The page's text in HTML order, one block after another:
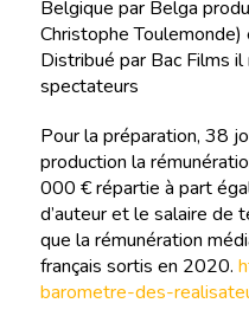
Belgique par Belga
Christophe
Distribué par Bac Films
spectateurs
Pour la préparation, 38
production la
000 € répartie à part
d’auteur et le salaire de
que la rémunération
français sortis en 2020.
barometre-des-